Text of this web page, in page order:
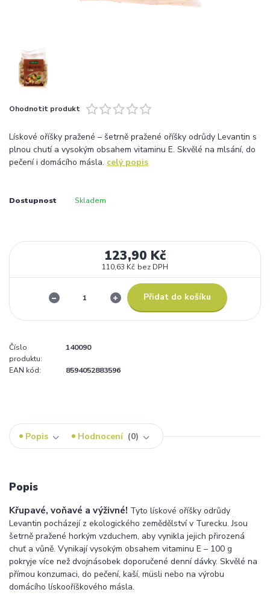
Ohodnotit produkt
Lískové oříšky pražené – šetrně pražené oříšky odrůdy Levantin s
plnou chutí a vysokým obsahem vitaminu E. Skvělé na mlsání, do
pečení i domácího másla. celý popis
Dostupnost Skladem
123,90 Kč
110,63 Kč bez DPH
Přidat do košíku
Číslo
produktu:
140090
EAN kód: 8594052883596
Popis Hodnocení 0
Popis
Křupavé, voňavé a výživné! Tyto lískové oříšky odrůdy
Levantin pocházejí z ekologického zemědělství v Turecku. Jsou
šetrně pražené horkým vzduchem, aby vynikla jejich přirozená
chuť a vůně. Vynikají vysokým obsahem vitaminu E – 100 g
pokryje více než dvojnásobek doporučené denní dávky. Skvělé na
přímou konzumaci, do pečení, kaší, müsli nebo na výrobu
domácího lískooříškového másla.